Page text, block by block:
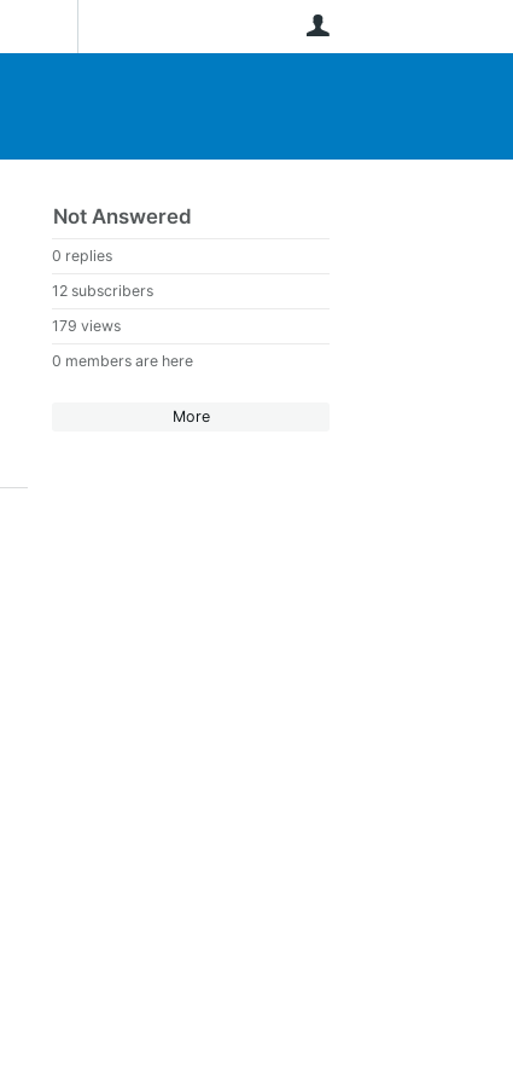
Not Answered
0 replies
12 subscribers
179 views
0 members are here
More